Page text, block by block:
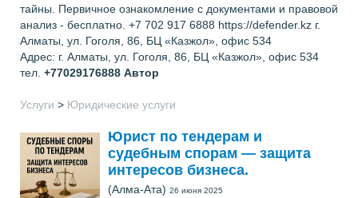
тайны. Первичное ознакомление с документами и правовой
анализ - бесплатно. +7 702 917 6888 https://defender.kz г.
Алматы, ул. Гоголя, 86, БЦ «Казжол», офис 534
Адрес: г. Алматы, ул. Гоголя, 86, БЦ «Казжол», офис 534
тел. +77029176888 Автор
Услуги > Юридические услуги
Юрист по тендерам и
судебным спорам — защита
интересов бизнеса.
(Алма-Ата) 26 июня 2025